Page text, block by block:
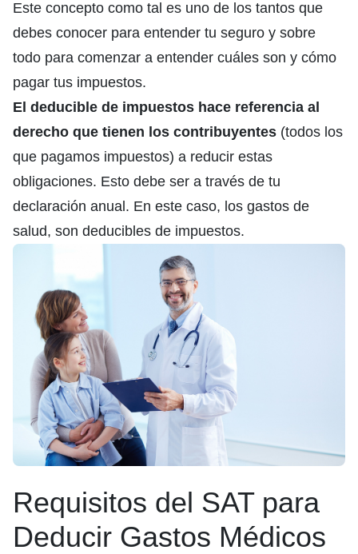
Este concepto como tal es uno de los tantos que
debes conocer para entender tu seguro y sobre
todo para comenzar a entender cuáles son y cómo
pagar tus impuestos.
El deducible de impuestos hace referencia al
derecho que tienen los contribuyentes (todos los
que pagamos impuestos) a reducir estas
obligaciones. Esto debe ser a través de tu
declaración anual. En este caso, los gastos de
salud, son deducibles de impuestos.
Requisitos del SAT para
Deducir Gastos Médicos